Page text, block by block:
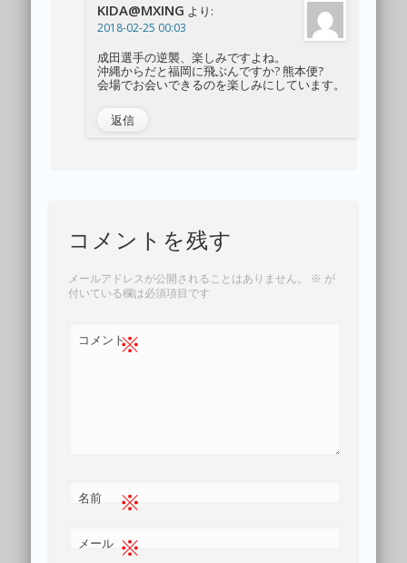
KIDA@MXING より:
2018-02-25 00:03
成田選手の逆襲、楽しみですよね。
沖縄からだと福岡に飛ぶんですか? 熊本便?
会場でお会いできるのを楽しみにしています。
返信
コメントを残す
メールアドレスが公開されることはありません。 ※ が
付いている欄は必須項目です
コメント※
名前 ※
メール ※